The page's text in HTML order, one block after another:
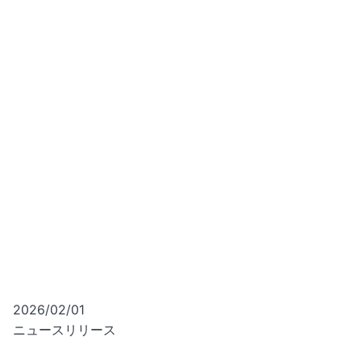
2026/02/01
ニュースリリース